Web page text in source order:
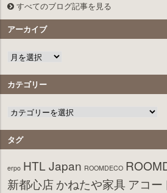
すべてのブログ記事を見る
アーカイブ
カテゴリー
タグ
erpo HTL Japan ROOMDECO
新都心店かねたや家具 アコー